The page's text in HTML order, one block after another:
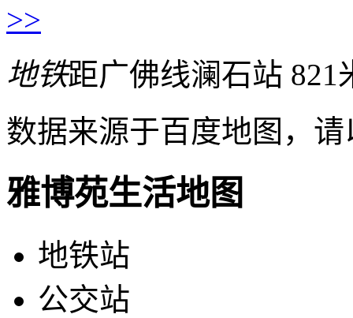
>>
地铁距广佛线澜石站 821
数据来源于百度地图，
雅博苑生活地图
地铁站
公交站